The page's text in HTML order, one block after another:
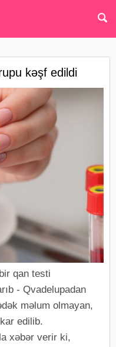
kəşf edildi
qan testi
- Qvadelupadan
məlum olmayan,
edilib.
xəbər verir ki,